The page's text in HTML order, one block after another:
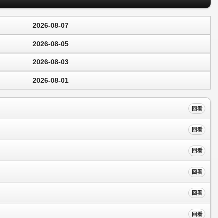
2026-08-07
2026-08-05
2026-08-03
2026-08-01
回看
回看
回看
回看
回看
回看